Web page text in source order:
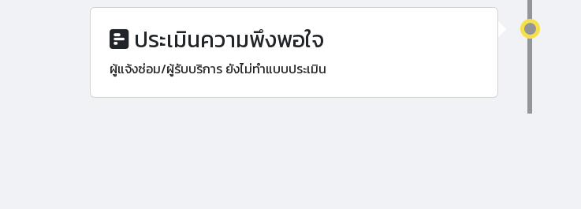
ประเมินความพึงพอใจ
ผู้แจ้งซ่อม/ผู้รับบริการ ยังไม่ทำแบบประเมิน